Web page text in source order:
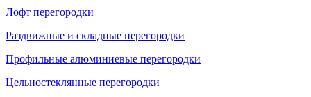
Лофт перегородки
Раздвижные и складные перегородки
Профильные алюминиевые перегородки
Цельностеклянные перегородки